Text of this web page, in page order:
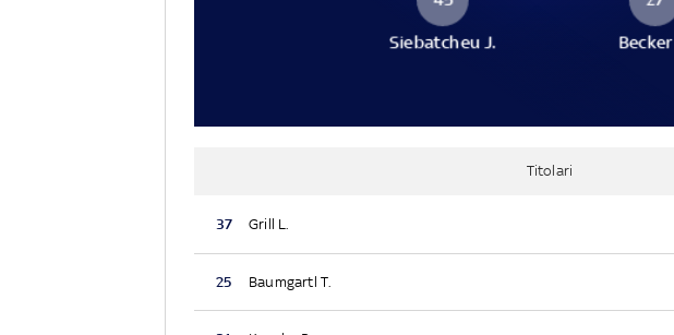
Siebatcheu J.
Titolari
37 Grill L.
25 Baumgartl T.